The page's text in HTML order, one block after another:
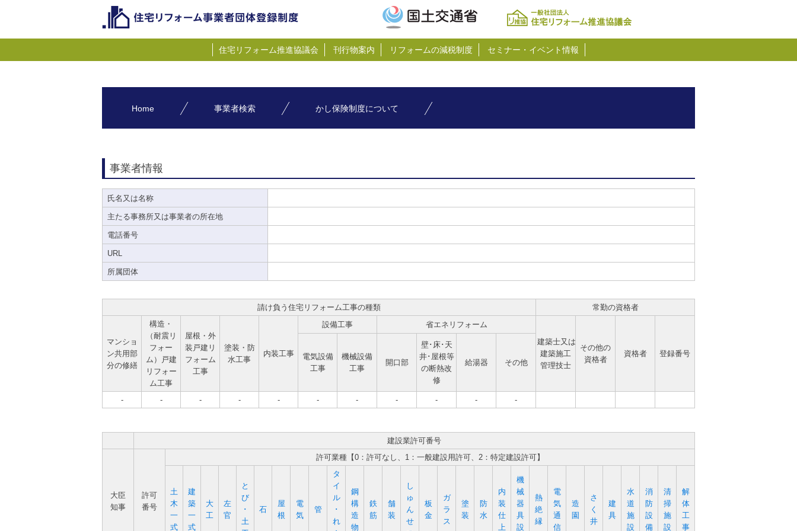
住宅リフォーム推進協議会 刊行物案内 リフォームの減税制度 セミナー・イベント情報
Home 事業者検索 かし保険制度について
事業者情報
氏名又は名称
主たる事務所又は事業者の所在地
電話番号
URL
所属団体
請け負う住宅リフォーム工事の種類 常勤の資格者
マンショ
ン共用部
分の修繕
構造・
（耐震リ
フォー
ム）戸建
リフォー
ム工事
屋根・外
装戸建リ
フォーム
工事
塗装・防
水工事
内装工事
設備工事
省エネリフォーム
建築士又は
建築施工
管理技士
その他の
資格者
資格者 登録番号
電気設備
工事
機械設備
工事
開口部
壁･床･天
井･屋根等
の断熱改
修
給湯器 その他
- - - - - - - - - - -
建設業許可番号
大臣
知事
許可
番号
許可業種【0：許可なし、1：一般建設用許可、2：特定建設許可】
土
木
一
式
建
築
一
式
大
工
左
官
と
び
･
土
石
屋
根
電
気
管
タ
イ
ル
･
れ
鋼
構
造
物
鉄
筋
舗
装
し
ゅ
ん
せ
板
金
ガ
ラ
ス
塗
装
防
水
内
装
仕
上
機
械
器
具
設
熱
絶
縁
電
気
通
信
造
園
さ
く
井
建
具
水
道
施
設
消
防
設
備
清
掃
施
設
解
体
工
事